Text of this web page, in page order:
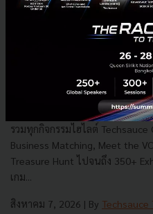
เปิดกิจกรรมไฮไลต์และเวทีห
Summit 2026 ครบทุกอย่าง
รวมทุกกิจกรรมไฮไลต์
Business Matching, Meet the
Treasure Hunt ไปจนถึง 350+
เกม...
สิงหาคม 7, 2026 | By Techsauce